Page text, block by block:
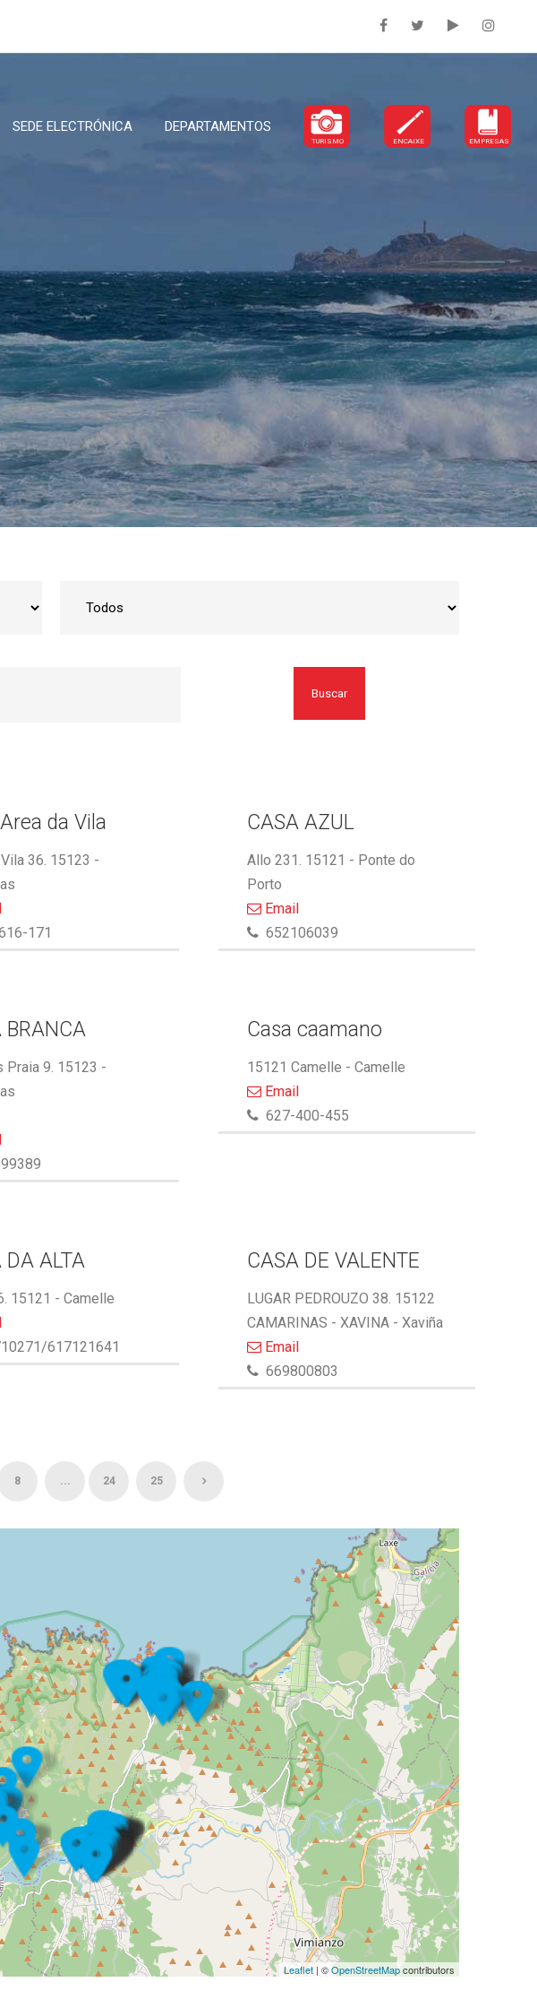
SEDE ELECTRÓNICA DEPARTAMENTOS
TURISMO ENCAIXE EMPRESAS
Buscar
da Vila
36. 15123 -
171
CASA AZUL
Allo 231. 15121 - Ponte do
Porto
Email
652106039
BRANCA
Praia 9. 15123 -
Casa caamano
15121 Camelle - Camelle
Email
627-400-455
DA ALTA
15121 - Camelle
617121641
CASA DE VALENTE
LUGAR PEDROUZO 38. 15122
CAMARINAS - XAVINA - Xaviña
Email
669800803
8 ... 24 25
Leaflet | ©OpenStreetMapcontributors